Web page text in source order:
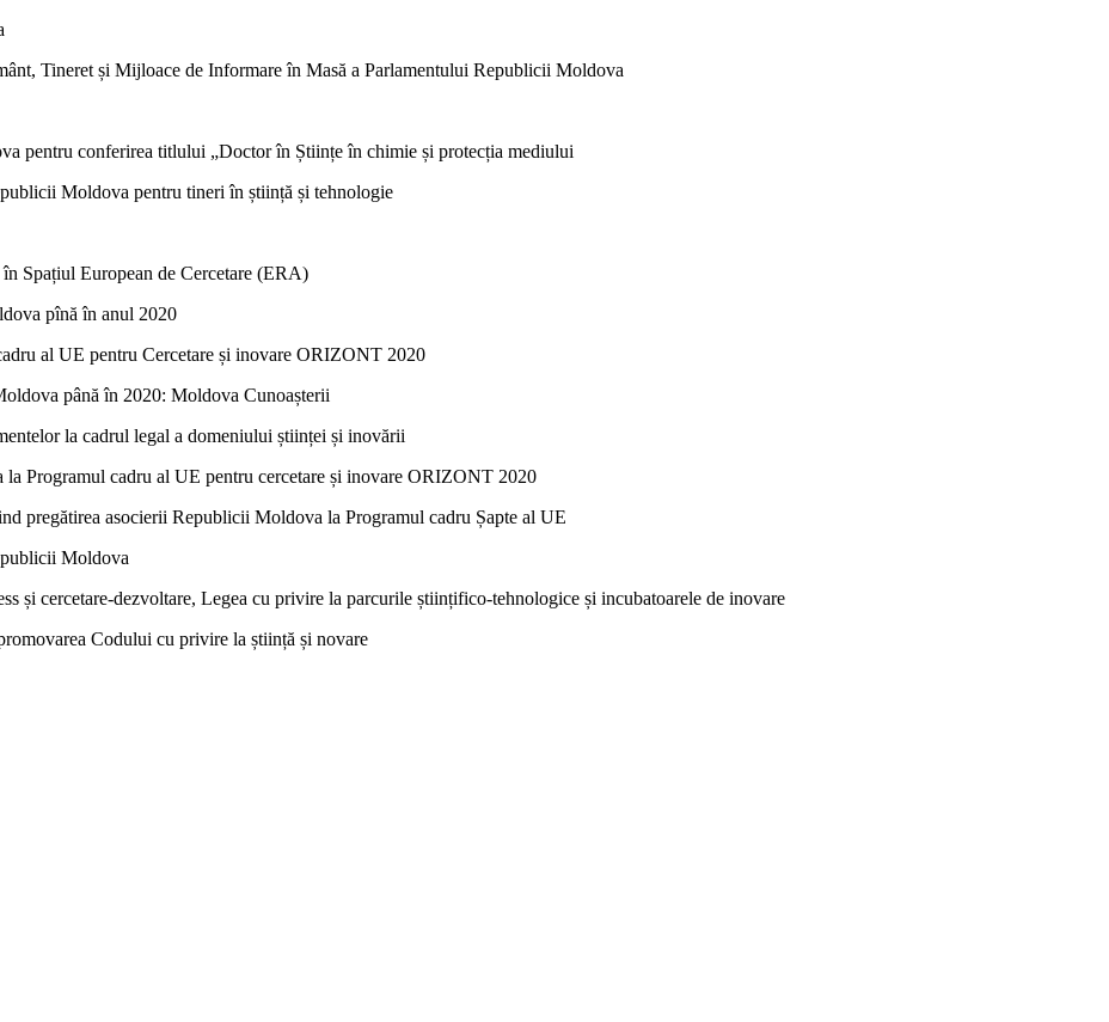
Tineret și Mijloace de Informare în Masă a Parlamentului Republicii Moldova
pentru conferirea titlului „Doctor în Științe în chimie și protecția mediului
Moldova pentru tineri în știință și tehnologie
Spațiul European de Cercetare (ERA)
pînă în anul 2020
al UE pentru Cercetare și inovare ORIZONT 2020
până în 2020: Moldova Cunoașterii
la cadrul legal a domeniului științei și inovării
Programul cadru al UE pentru cercetare și inovare ORIZONT 2020
pregătirea asocierii Republicii Moldova la Programul cadru Șapte al UE
Moldova
și cercetare-dezvoltare, Legea cu privire la parcurile științifico-tehnologice și incubatoarele de inovare
Codului cu privire la știință și novare